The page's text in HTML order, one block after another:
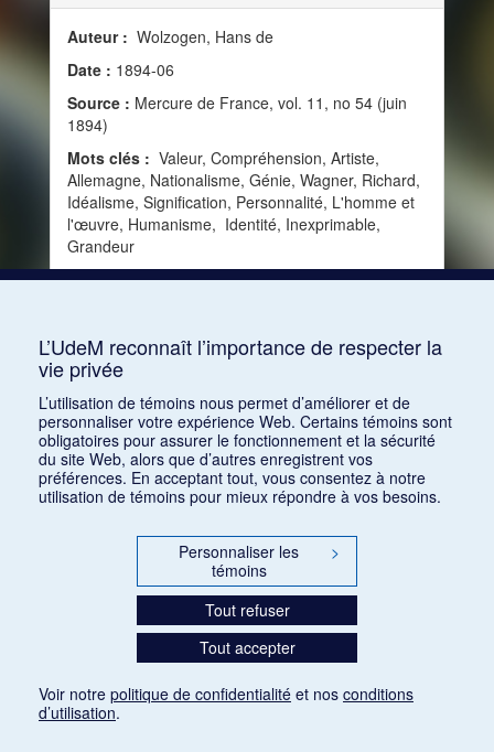
Auteur : Wolzogen, Hans de
Date : 1894-06
Source : Mercure de France, vol. 11, no 54 (juin
1894)
Mots clés : Valeur, Compréhension, Artiste,
Allemagne, Nationalisme, Génie, Wagner, Richard,
Idéalisme, Signification, Personnalité, L'homme et
l'œuvre, Humanisme, Identité, Inexprimable,
Grandeur
1 2 3 4 5 … 40
L’UdeM reconnaît l’importance de respecter la
vie privée
L’utilisation de témoins nous permet d’améliorer et de
personnaliser votre expérience Web. Certains témoins sont
obligatoires pour assurer le fonctionnement et la sécurité
du site Web, alors que d’autres enregistrent vos
préférences. En acceptant tout, vous consentez à notre
utilisation de témoins pour mieux répondre à vos besoins.
Personnaliser les
témoins
>
Tout refuser
Tout accepter
Voir notre politique de confidentialité et nos conditions
d’utilisation.